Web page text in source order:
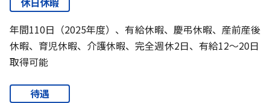
年間110日（2025年度）、有給休暇、慶弔休暇、産前産後
休暇、育児休暇、介護休暇、完全週休2日、有給12～20日
取得可能
待遇